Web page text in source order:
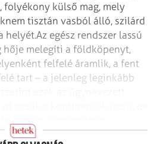
folyékony külső mag, mely
tisztán vasból álló, szilárd
helyét.Az egész rendszer lassú
hője melegíti a földköpenyt,
felfelé áramlik, a fent
tart – a jelenleg leginkább